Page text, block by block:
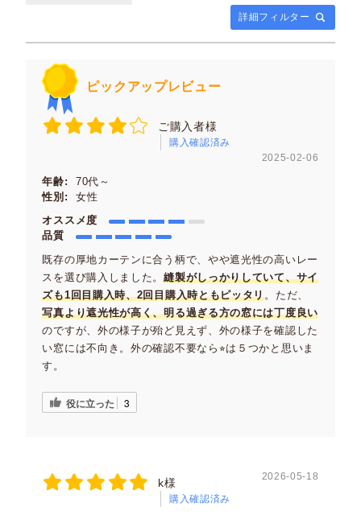
詳細フィルター
ピックアップレビュー
ご購入者様
購入確認済み
2025-02-06
年齢:
70代～
性別:
女性
オススメ度
品質
既存の厚地カーテンに合う柄で、やや遮光性の高いレー
スを選び購入しました。縫製がしっかりしていて、サイ
ズも1回目購入時、2回目購入時ともピッタリ。ただ、
写真より遮光性が高く、明る過ぎる方の窓には丁度良い
のですが、外の様子が殆ど見えず、外の様子を確認した
い窓には不向き。外の確認不要なら⭐︎は５つかと思いま
す。
役に立った 3
k様
購入確認済み
2026-05-18